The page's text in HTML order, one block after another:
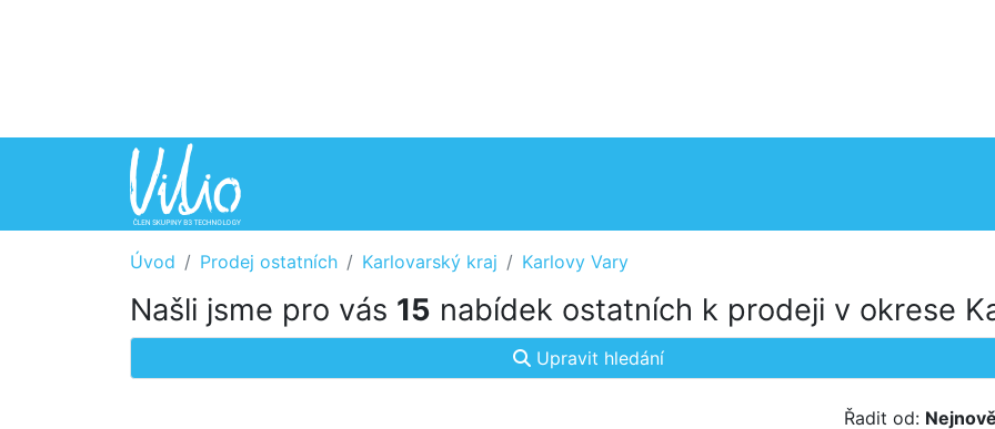
Úvod Prodej ostatních Karlovarský kraj Karlovy Vary
Našli jsme pro vás 15 nabídek ostatních k prodeji v okrese
Upravit hledání
Řadit od: